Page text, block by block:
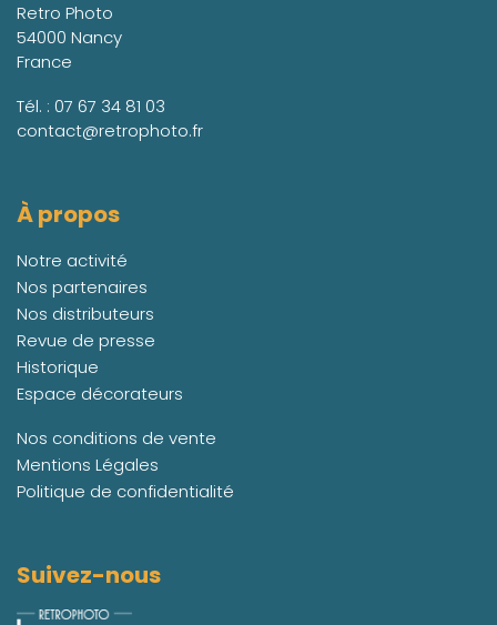
Retro Photo
54000 Nancy
France
Tél. : 07 67 34 81 03
contact@retrophoto.fr
À propos
Notre activité
Nos partenaires
Nos distributeurs
Revue de presse
Historique
Espace décorateurs
Nos conditions de vente
Mentions Légales
Politique de confidentialité
Suivez-nous